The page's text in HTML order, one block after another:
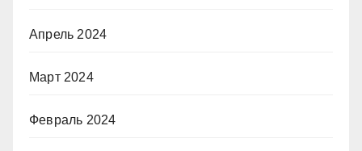
Апрель 2024
Март 2024
Февраль 2024